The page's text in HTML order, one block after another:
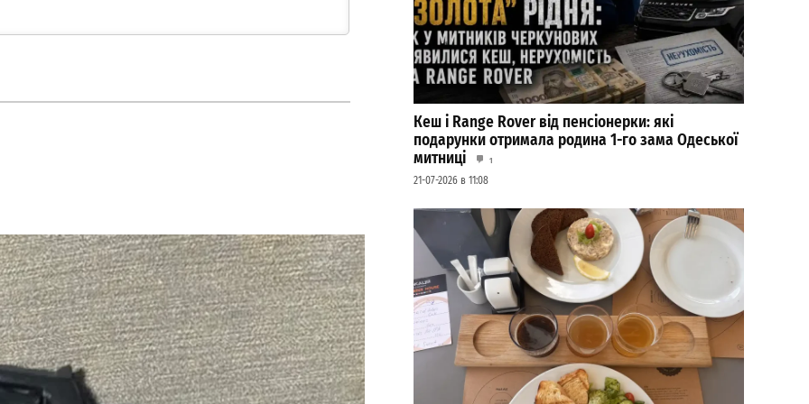
Кеш і Range Rover від пенсіонерки: які
подарунки отримала родина 1-го зама Одеської
митниці
1
21-07-2026 в 11:08